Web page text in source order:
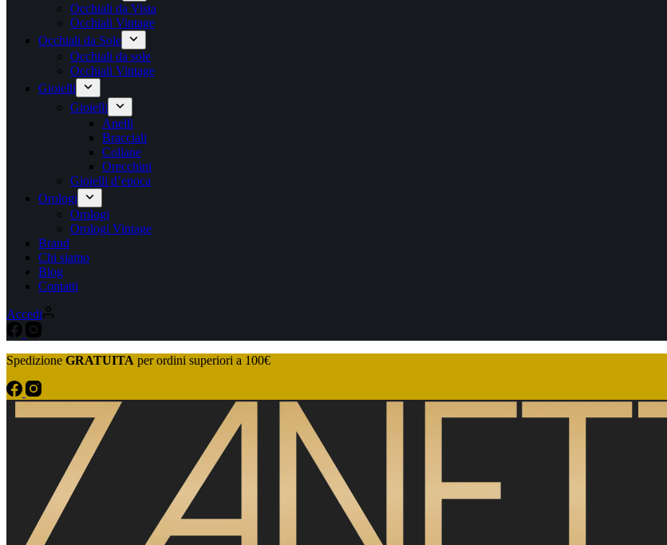
Occhiali da Vista
Occhiali Vintage
Occhiali da Sole
Occhiali da sole
Occhiali Vintage
Gioielli
Gioielli
Anelli
Bracciali
Collane
Orecchini
Gioielli d’epoca
Orologi
Orologi
Orologi Vintage
Brand
Chi siamo
Blog
Contatti
Accedi
Spedizione GRATUITA per ordini superiori a 100€